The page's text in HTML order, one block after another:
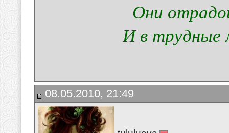
Они
И в трудные
08.05.2010, 21:49